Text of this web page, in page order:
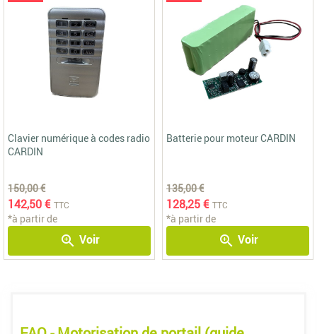
Clavier numérique à codes radio
CARDIN
150,00 €
142,50 € TTC
*à partir de
zoom_in Voir
Batterie pour moteur CARDIN
135,00 €
128,25 € TTC
*à partir de
zoom_in Voir